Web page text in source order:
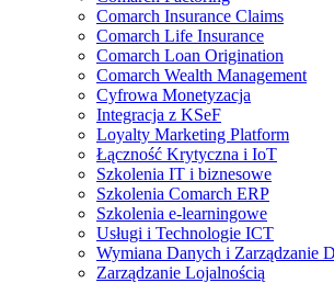
Comarch Insurance Claims
Comarch Life Insurance
Comarch Loan Origination
Comarch Wealth Management
Cyfrowa Monetyzacja
Integracja z KSeF
Loyalty Marketing Platform
Łączność Krytyczna i IoT
Szkolenia IT i biznesowe
Szkolenia Comarch ERP
Szkolenia e-learningowe
Usługi i Technologie ICT
Wymiana Danych i Zarządzanie
Zarządzanie Lojalnością